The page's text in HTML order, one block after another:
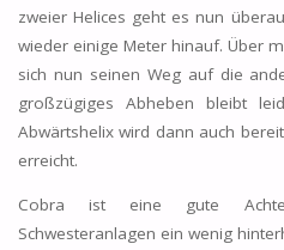
zweier Helices geht es nun
wieder einige Meter hinauf. Über
sich nun seinen Weg auf die
großzügiges Abheben bleibt
Abwärtshelix wird dann auch
erreicht.
Cobra ist eine gute
Schwesteranlagen ein wenig